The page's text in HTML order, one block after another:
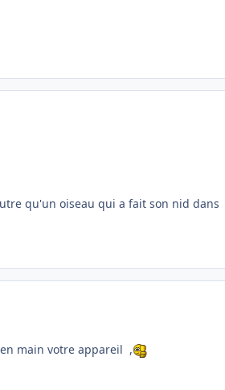
qu'un oiseau qui a fait son nid dans
main votre appareil ,